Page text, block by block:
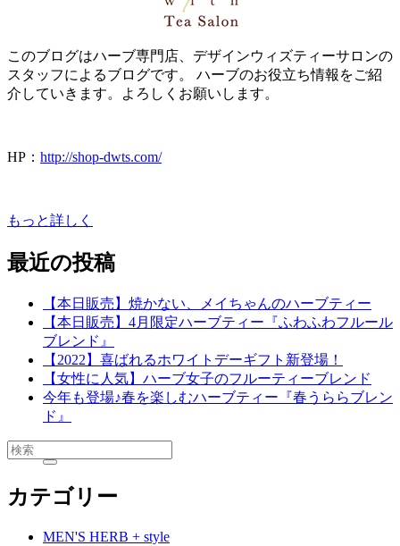
このブログはハーブ専門店、デザインウィズティーサロンの
スタッフによるブログです。 ハーブのお役立ち情報をご紹
介していきます。よろしくお願いします。
HP： http://shop-dwts.com/
もっと詳しく
最近の投稿
【本日販売】焼かない、メイちゃんのハーブティー
【本日販売】4月限定ハーブティー『ふわふわフルール
ブレンド』
【2022】喜ばれるホワイトデーギフト新登場！
【女性に人気】ハーブ女子のフルーティーブレンド
今年も登場♪春を楽しむハーブティー『春うららブレン
ド』
カテゴリー
MEN'S HERB + style